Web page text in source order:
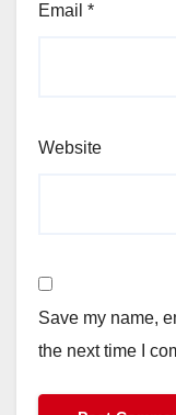
Email *
Website
Save my name,
the next time I